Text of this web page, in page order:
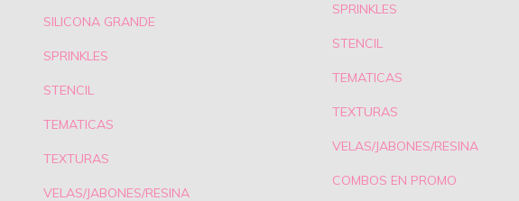
SILICONA GRANDE
SPRINKLES
STENCIL
TEMATICAS
TEXTURAS
VELAS/JABONES/RESINA
SPRINKLES
STENCIL
TEMATICAS
TEXTURAS
VELAS/JABONES/RESINA
COMBOS EN PROMO